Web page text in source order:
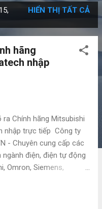
HIỂN THỊ TẤT CẢ
hãng
nhập
ra Chính hãng Mitsubishi
nhập trực tiếp Công ty
- Chuyên cung cấp các
ngành điện, điện tự động
Omron, Siemens,
trường Để được tư vấn